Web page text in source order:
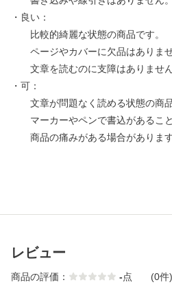
・良い：
比較的綺麗な状態の商品です。
ページやカバーに欠品はありませ
文章を読むのに支障はありません
・可：
文章が問題なく読める状態の商品
マーカーやペンで書込があること
商品の痛みがある場合があります
レビュー
商品の評価： -点 (0件)